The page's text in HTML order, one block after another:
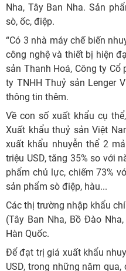
Nha, Tây Ban Nha. Sản
sò, ốc, điệp.
“Có 3 nhà máy chế biến
công nghệ và thiết bị hiện
sản Thanh Hoá, Công ty Cổ
ty TNHH Thuỷ sản Lenger
thông tin thêm.
Về con số xuất khẩu cụ
Xuất khẩu thuỷ sản Việt
xuất khẩu nhuyễn thể 2
triệu USD, tăng 35% so với
phẩm chủ lực, chiếm 73%
sản phẩm sò điệp, hàu...
Các thị trường nhập khẩu
(Tây Ban Nha, Bồ Đào
Hàn Quốc.
Để đạt trị giá xuất khẩu
USD, trong những năm